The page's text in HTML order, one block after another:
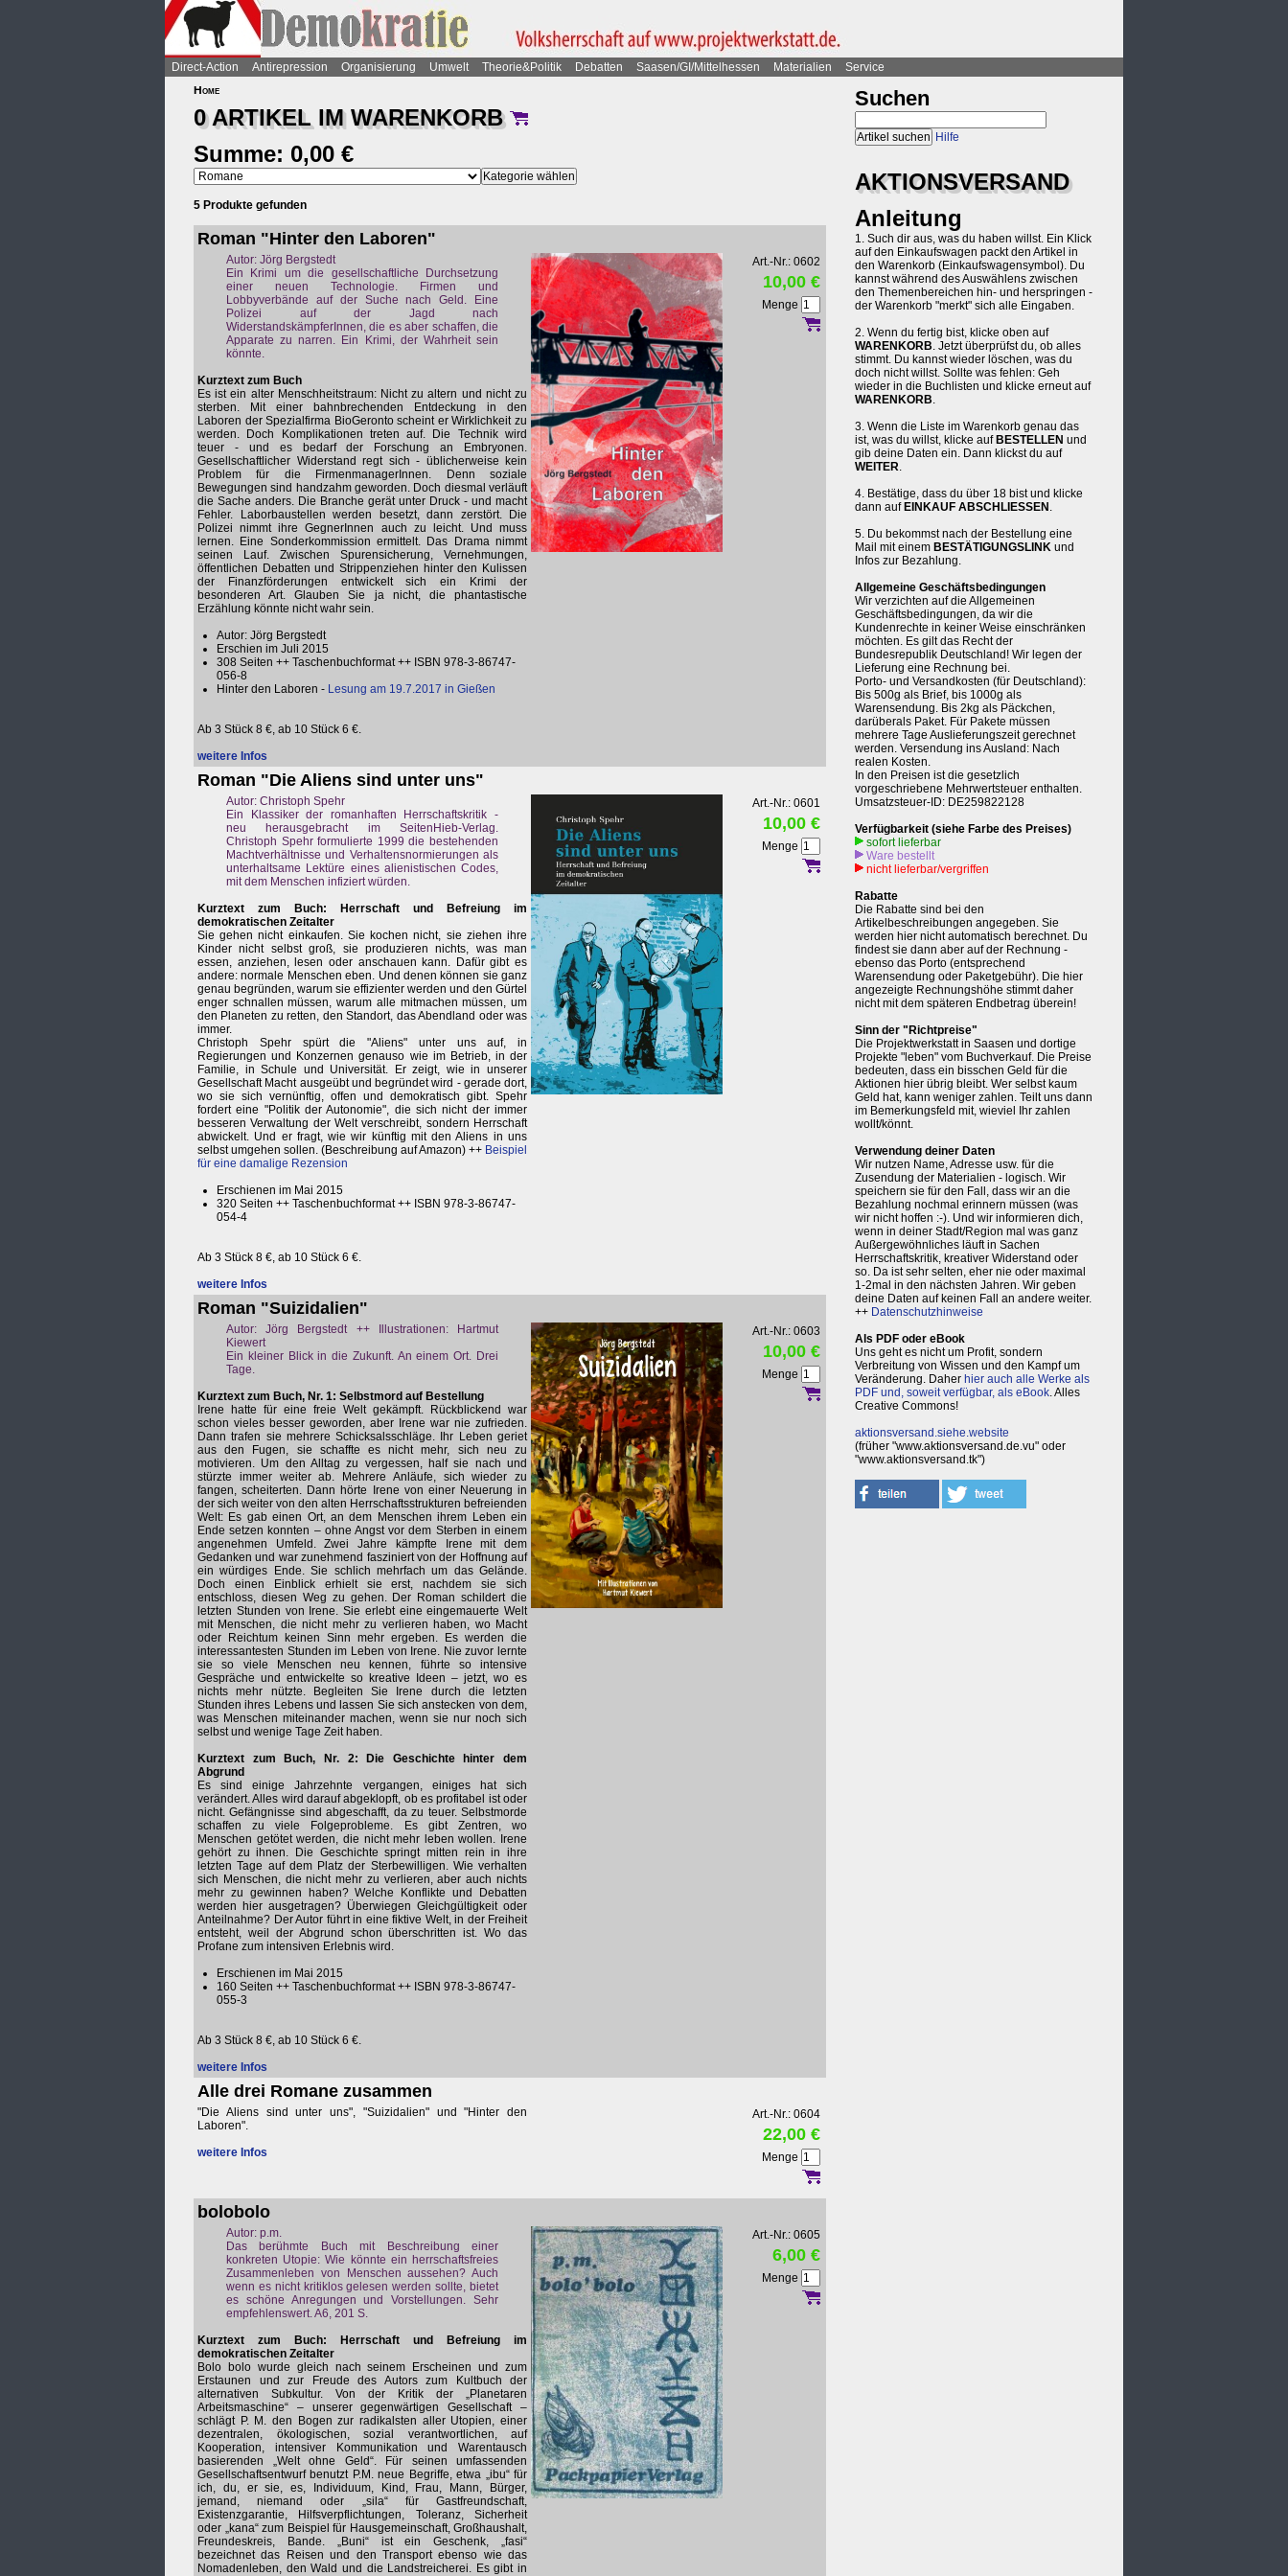
Direct-Action Antirepression Organisierung Umwelt Theorie&Politik Debatten Saasen/GI/Mittelhessen Materialien
Service
Home
0 ARTIKEL IMWARENKORB
Summe: 0,00 €
5 Produkte gefunden
Roman "Hinter den Laboren"
Autor: Jörg Bergstedt
Ein Krimi um die gesellschaftliche Durchsetzung
einer neuen Technologie. Firmen und
Lobbyverbände auf der Suche nach Geld. Eine
Polizei auf der Jagd nach
WiderstandskämpferInnen, die es aber schaffen, die
Apparate zu narren. Ein Krimi, der Wahrheit sein
könnte.
Kurztext zum Buch
Es ist ein alter Menschheitstraum: Nicht zu altern und nicht zu
sterben. Mit einer bahnbrechenden Entdeckung in den
Laboren der Spezialfirma BioGeronto scheint er Wirklichkeit zu
werden. Doch Komplikationen treten auf. Die Technik wird
teuer - und es bedarf der Forschung an Embryonen.
Gesellschaftlicher Widerstand regt sich - üblicherweise kein
Problem für die FirmenmanagerInnen. Denn soziale
Bewegungen sind handzahm geworden. Doch diesmal verläuft
die Sache anders. Die Branche gerät unter Druck - und macht
Fehler. Laborbaustellen werden besetzt, dann zerstört. Die
Polizei nimmt ihre GegnerInnen auch zu leicht. Und muss
lernen. Eine Sonderkommission ermittelt. Das Drama nimmt
seinen Lauf. Zwischen Spurensicherung, Vernehmungen,
öffentlichen Debatten und Strippenziehen hinter den Kulissen
der Finanzförderungen entwickelt sich ein Krimi der
besonderen Art. Glauben Sie ja nicht, die phantastische
Erzählung könnte nicht wahr sein.
Autor: Jörg Bergstedt
Erschien im Juli 2015
308 Seiten ++ Taschenbuchformat ++ ISBN 978-3-86747-
056-8
Hinter den Laboren - Lesung am 19.7.2017 in Gießen
Ab 3 Stück 8 €, ab 10 Stück 6 €.
weitere Infos
Art.-Nr.: 0602
10,00 €
Menge
Roman "Die Aliens sind unter uns"
Autor: Christoph Spehr
Ein Klassiker der romanhaften Herrschaftskritik -
neu herausgebracht im SeitenHieb-Verlag.
Christoph Spehr formulierte 1999 die bestehenden
Machtverhältnisse und Verhaltensnormierungen als
unterhaltsame Lektüre eines alienistischen Codes,
mit dem Menschen infiziert würden.
Kurztext zum Buch: Herrschaft und Befreiung im
demokratischen Zeitalter
Sie gehen nicht einkaufen. Sie kochen nicht, sie ziehen ihre
Kinder nicht selbst groß, sie produzieren nichts, was man
essen, anziehen, lesen oder anschauen kann. Dafür gibt es
andere: normale Menschen eben. Und denen können sie ganz
genau begründen, warum sie effizienter werden und den Gürtel
enger schnallen müssen, warum alle mitmachen müssen, um
den Planeten zu retten, den Standort, das Abendland oder was
immer.
Christoph Spehr spürt die "Aliens" unter uns auf, in
Regierungen und Konzernen genauso wie im Betrieb, in der
Familie, in Schule und Universität. Er zeigt, wie in unserer
Gesellschaft Macht ausgeübt und begründet wird - gerade dort,
wo sie sich vernünftig, offen und demokratisch gibt. Spehr
fordert eine "Politik der Autonomie", die sich nicht der immer
besseren Verwaltung der Welt verschreibt, sondern Herrschaft
abwickelt. Und er fragt, wie wir künftig mit den Aliens in uns
selbst umgehen sollen. (Beschreibung auf Amazon) ++ Beispiel
für eine damalige Rezension
Erschienen im Mai 2015
320 Seiten ++ Taschenbuchformat ++ ISBN 978-3-86747-
054-4
Ab 3 Stück 8 €, ab 10 Stück 6 €.
weitere Infos
Art.-Nr.: 0601
10,00 €
Menge
Roman "Suizidalien"
Autor: Jörg Bergstedt ++ Illustrationen: Hartmut
Kiewert
Ein kleiner Blick in die Zukunft. An einem Ort. Drei
Tage.
Kurztext zum Buch, Nr. 1: Selbstmord auf Bestellung
Irene hatte für eine freie Welt gekämpft. Rückblickend war
schon vieles besser geworden, aber Irene war nie zufrieden.
Dann trafen sie mehrere Schicksalsschläge. Ihr Leben geriet
aus den Fugen, sie schaffte es nicht mehr, sich neu zu
motivieren. Um den Alltag zu vergessen, half sie nach und
stürzte immer weiter ab. Mehrere Anläufe, sich wieder zu
fangen, scheiterten. Dann hörte Irene von einer Neuerung in
der sich weiter von den alten Herrschaftsstrukturen befreienden
Welt: Es gab einen Ort, an dem Menschen ihrem Leben ein
Ende setzen konnten – ohne Angst vor dem Sterben in einem
angenehmen Umfeld. Zwei Jahre kämpfte Irene mit dem
Gedanken und war zunehmend fasziniert von der Hoffnung auf
ein würdiges Ende. Sie schlich mehrfach um das Gelände.
Doch einen Einblick erhielt sie erst, nachdem sie sich
entschloss, diesen Weg zu gehen. Der Roman schildert die
letzten Stunden von Irene. Sie erlebt eine eingemauerte Welt
mit Menschen, die nicht mehr zu verlieren haben, wo Macht
oder Reichtum keinen Sinn mehr ergeben. Es werden die
interessantesten Stunden im Leben von Irene. Nie zuvor lernte
sie so viele Menschen neu kennen, führte so intensive
Gespräche und entwickelte so kreative Ideen – jetzt, wo es
nichts mehr nützte. Begleiten Sie Irene durch die letzten
Stunden ihres Lebens und lassen Sie sich anstecken von dem,
was Menschen miteinander machen, wenn sie nur noch sich
selbst und wenige Tage Zeit haben.
Kurztext zum Buch, Nr. 2: Die Geschichte hinter dem
Abgrund
Es sind einige Jahrzehnte vergangen, einiges hat sich
verändert. Alles wird darauf abgeklopft, ob es profitabel ist oder
nicht. Gefängnisse sind abgeschafft, da zu teuer. Selbstmorde
schaffen zu viele Folgeprobleme. Es gibt Zentren, wo
Menschen getötet werden, die nicht mehr leben wollen. Irene
gehört zu ihnen. Die Geschichte springt mitten rein in ihre
letzten Tage auf dem Platz der Sterbewilligen. Wie verhalten
sich Menschen, die nicht mehr zu verlieren, aber auch nichts
mehr zu gewinnen haben? Welche Konflikte und Debatten
werden hier ausgetragen? Überwiegen Gleichgültigkeit oder
Anteilnahme? Der Autor führt in eine fiktive Welt, in der Freiheit
entsteht, weil der Abgrund schon überschritten ist. Wo das
Profane zum intensiven Erlebnis wird.
Erschienen im Mai 2015
160 Seiten ++ Taschenbuchformat ++ ISBN 978-3-86747-
055-3
Ab 3 Stück 8 €, ab 10 Stück 6 €.
weitere Infos
Art.-Nr.: 0603
10,00 €
Menge
Alle drei Romane zusammen
"Die Aliens sind unter uns", "Suizidalien" und "Hinter den
Laboren".
weitere Infos
Art.-Nr.: 0604
22,00 €
Menge
bolobolo
Autor: p.m.
Das berühmte Buch mit Beschreibung einer
konkreten Utopie: Wie könnte ein herrschaftsfreies
Zusammenleben von Menschen aussehen? Auch
wenn es nicht kritiklos gelesen werden sollte, bietet
es schöne Anregungen und Vorstellungen. Sehr
empfehlenswert. A6, 201 S.
Kurztext zum Buch: Herrschaft und Befreiung im
demokratischen Zeitalter
Bolo bolo wurde gleich nach seinem Erscheinen und zum
Erstaunen und zur Freude des Autors zum Kultbuch der
alternativen Subkultur. Von der Kritik der „Planetaren
Arbeitsmaschine“ – unserer gegenwärtigen Gesellschaft –
schlägt P. M. den Bogen zur radikalsten aller Utopien, einer
dezentralen, ökologischen, sozial verantwortlichen, auf
Kooperation, intensiver Kommunikation und Warentausch
basierenden „Welt ohne Geld“. Für seinen umfassenden
Gesellschaftsentwurf benutzt P.M. neue Begriffe, etwa „ibu“ für
ich, du, er sie, es, Individuum, Kind, Frau, Mann, Bürger,
jemand, niemand oder „sila“ für Gastfreundschaft,
Existenzgarantie, Hilfsverpflichtungen, Toleranz, Sicherheit
oder „kana“ zum Beispiel für Hausgemeinschaft, Großhaushalt,
Freundeskreis, Bande. „Buni“ ist ein Geschenk, „fasi“
bezeichnet das Reisen und den Transport ebenso wie das
Nomadenleben, den Wald und die Landstreicherei. Es gibt in
Art.-Nr.: 0605
6,00 €
Menge
Suchen
Hilfe
AKTIONSVERSAND
Anleitung
1. Such dir aus, was du haben willst. Ein Klick
auf den Einkaufswagen packt den Artikel in
den Warenkorb (Einkaufswagensymbol). Du
kannst während des Auswählens zwischen
den Themenbereichen hin- und herspringen -
der Warenkorb "merkt" sich alle Eingaben.
2. Wenn du fertig bist, klicke oben auf
WARENKORB. Jetzt überprüfst du, ob alles
stimmt. Du kannst wieder löschen, was du
doch nicht willst. Sollte was fehlen: Geh
wieder in die Buchlisten und klicke erneut auf
WARENKORB.
3. Wenn die Liste im Warenkorb genau das
ist, was du willst, klicke auf BESTELLEN und
gib deine Daten ein. Dann klickst du auf
WEITER.
4. Bestätige, dass du über 18 bist und klicke
dann auf EINKAUF ABSCHLIESSEN .
5. Du bekommst nach der Bestellung eine
Mail mit einem BESTÄTIGUNGSLINK und
Infos zur Bezahlung.
Allgemeine Geschäftsbedingungen
Wir verzichten auf die Allgemeinen
Geschäftsbedingungen, da wir die
Kundenrechte in keiner Weise einschränken
möchten. Es gilt das Recht der
Bundesrepublik Deutschland! Wir legen der
Lieferung eine Rechnung bei.
Porto- und Versandkosten (für Deutschland):
Bis 500g als Brief, bis 1000g als
Warensendung. Bis 2kg als Päckchen,
darüberals Paket. Für Pakete müssen
mehrere Tage Auslieferungszeit gerechnet
werden. Versendung ins Ausland: Nach
realen Kosten.
In den Preisen ist die gesetzlich
vorgeschriebene Mehrwertsteuer enthalten.
Umsatzsteuer-ID: DE259822128
Verfügbarkeit (siehe Farbe des Preises)
sofort lieferbar
Ware bestellt
nicht lieferbar/vergriffen
Rabatte
Die Rabatte sind bei den
Artikelbeschreibungen angegeben. Sie
werden hier nicht automatisch berechnet. Du
findest sie dann aber auf der Rechnung -
ebenso das Porto (entsprechend
Warensendung oder Paketgebühr). Die hier
angezeigte Rechnungshöhe stimmt daher
nicht mit dem späteren Endbetrag überein!
Sinn der "Richtpreise"
Die Projektwerkstatt in Saasen und dortige
Projekte "leben" vom Buchverkauf. Die Preise
bedeuten, dass ein bisschen Geld für die
Aktionen hier übrig bleibt. Wer selbst kaum
Geld hat, kann weniger zahlen. Teilt uns dann
im Bemerkungsfeld mit, wieviel Ihr zahlen
wollt/könnt.
Verwendung deiner Daten
Wir nutzen Name, Adresse usw. für die
Zusendung der Materialien - logisch. Wir
speichern sie für den Fall, dass wir an die
Bezahlung nochmal erinnern müssen (was
wir nicht hoffen :-). Und wir informieren dich,
wenn in deiner Stadt/Region mal was ganz
Außergewöhnliches läuft in Sachen
Herrschaftskritik, kreativer Widerstand oder
so. Da ist sehr selten, eher nie oder maximal
1-2mal in den nächsten Jahren. Wir geben
deine Daten auf keinen Fall an andere weiter.
++ Datenschutzhinweise
Als PDF oder eBook
Uns geht es nicht um Profit, sondern
Verbreitung von Wissen und den Kampf um
Veränderung. Daher hier auch alle Werke als
PDF und, soweit verfügbar, als eBook. Alles
Creative Commons!
aktionsversand.siehe.website
(früher "www.aktionsversand.de.vu" oder
"www.aktionsversand.tk")